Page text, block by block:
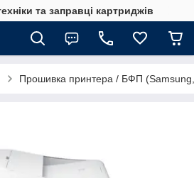
та заправці картриджів
Прошивка принтера / БФП